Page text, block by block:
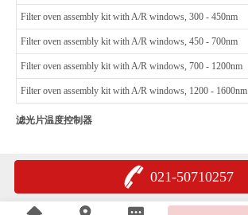
Filter oven assembly kit with A/R windows, 300 - 450nm
Filter oven assembly kit with A/R windows, 450 - 700nm
Filter oven assembly kit with A/R windows, 700 - 1200nm
Filter oven assembly kit with A/R windows, 1200 - 1600nm
滤光片温度控制器
021-50710257